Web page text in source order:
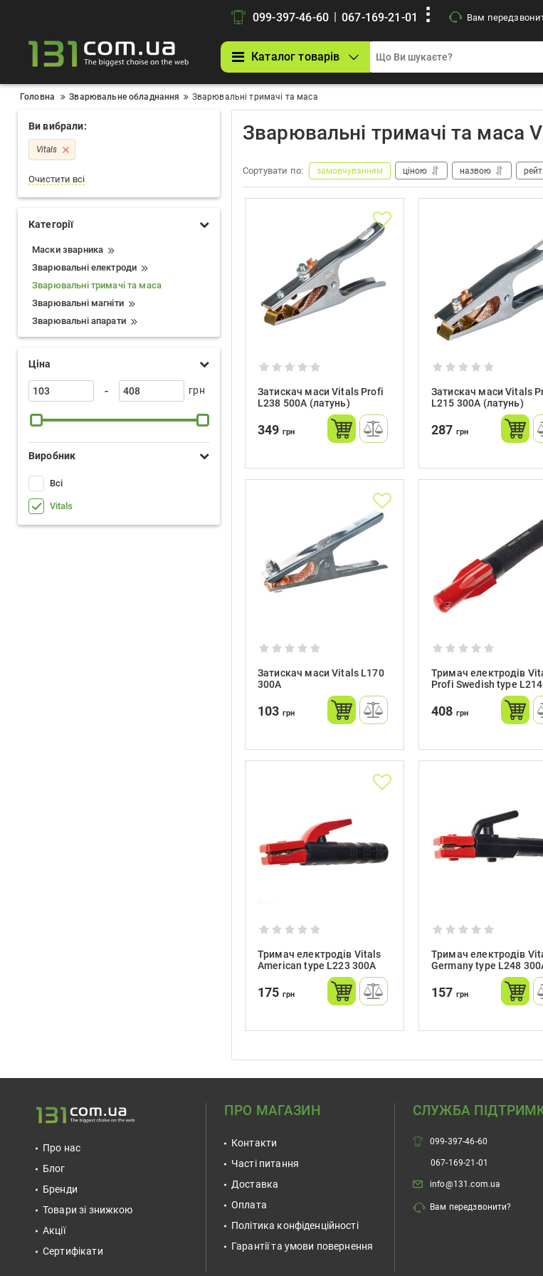
099-397-46-60 | 067-169-21-01 Вам
Каталог товарів
Головна Зварювальне обладнання Зварювальні тримачі та маса
Ви вибрали:
Vitals
Очистити всі
Категорії
Маски зварника
Зварювальні електроди
Зварювальні тримачі та маса
Зварювальні магніти
Зварювальні апарати
Ціна
- грн
Виробник
Всі
Vitals
Зварювальні тримачі та маса
Сортувати по: замовчуванням ціною назвою
Затискач маси Vitals Profi
L238 500A (латунь)
349 грн
Затискач маси Vitals
L215 300A (латунь)
287 грн
Затискач маси Vitals L170
300A
103 грн
Тримач електродів
Profi Swedish type L214
408 грн
Тримач електродів Vitals
American type L223 300A
175 грн
Тримач електродів
Germany type L248
157 грн
Про нас
Блог
Бренди
Товари зі знижкою
Акції
Сертифікати
ПРО МАГАЗИН
Контакти
Часті питання
Доставка
Оплата
Політика конфіденційності
Гарантії та умови повернення
СЛУЖБА
099-397-46-60
067-169-21-01
info@131.com.ua
Вам передзвонити?